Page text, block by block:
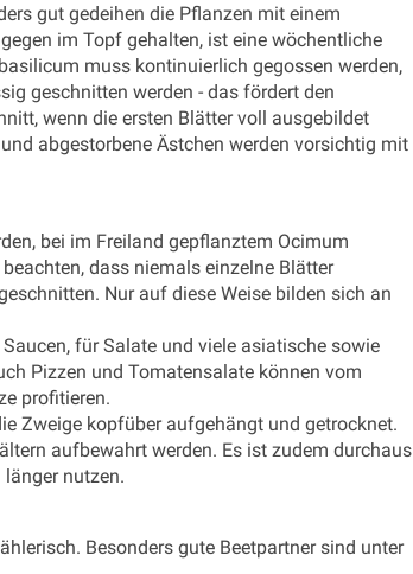
gut gedeihen die Pflanzen mit einem
im Topf gehalten, ist eine wöchentliche
muss kontinuierlich gegossen werden,
geschnitten werden - das fördert den
wenn die ersten Blätter voll ausgebildet
abgestorbene Ästchen werden vorsichtig mit
bei im Freiland gepflanztem Ocimum
dass niemals einzelne Blätter
Nur auf diese Weise bilden sich an
für Salate und viele asiatische sowie
Pizzen und Tomatensalate können vom
profitieren.
Zweige kopfüber aufgehängt und getrocknet.
aufbewahrt werden. Es ist zudem durchaus
nutzen.
Besonders gute Beetpartner sind unter